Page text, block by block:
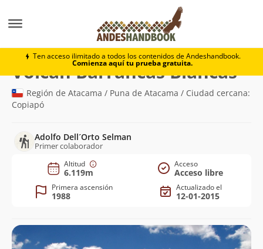
Ten acceso ilimitado a todos los contenidos de Andeshandbook.
Comienza aquí tu prueba gratuita.
Volcán Barrancas Blancas
Volcán Barrancas Blancas
Región de Atacama / Puna de Atacama / Ciudad cercana:
Copiapó
Adolfo Dell´Orto Selman
Primer colaborador
Altitud
6.119m
Acceso
Acceso libre
Primera ascensión
1988
Actualizado el
12-01-2015